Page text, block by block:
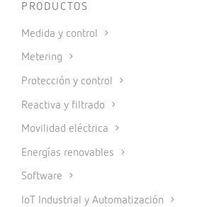
PRODUCTOS
Medida y control
Metering
Protección y control
Reactiva y filtrado
Movilidad eléctrica
Energías renovables
Software
IoT Industrial y Automatización